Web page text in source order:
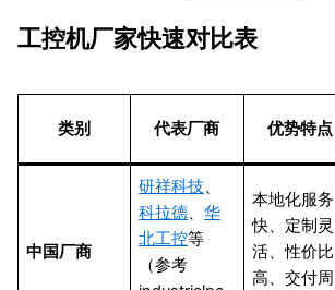
工控机厂家快速对比表
类别 代表厂商 优势特点
中国厂商
研祥科技、
科拉德、华
北工控等
（参考
本地化服务
快、定制灵
活、性价比
高、交付周